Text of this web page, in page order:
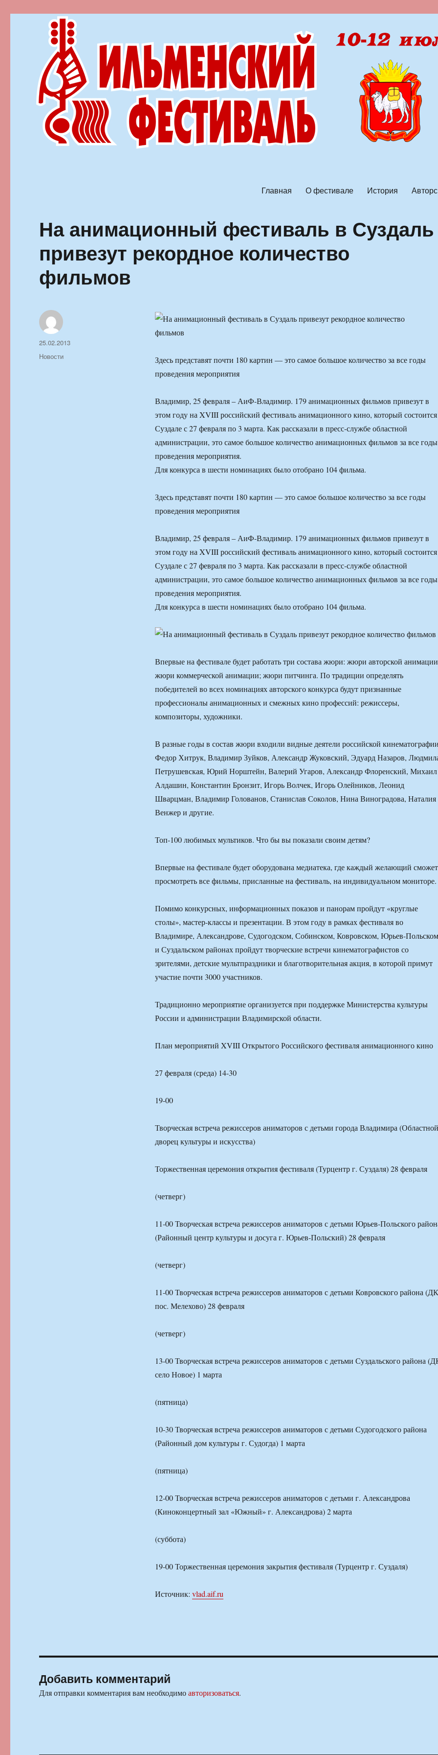
Главная О фестивале История
На анимационный фестиваль в Суздаль
привезут рекордное количество
фильмов
Здесь представят почти 180 картин — это самое большое количество за все годы
проведения мероприятия
Владимир, 25 февраля – АиФ-Владимир. 179 анимационных фильмов привезут в
этом году на XVIII российский фестиваль анимационного кино, который
Суздале с 27 февраля по 3 марта. Как рассказали в пресс-службе областной
администрации, это самое большое количество анимационных фильмов за все годы
проведения мероприятия.
Для конкурса в шести номинациях было отобрано 104 фильма.
Здесь представят почти 180 картин — это самое большое количество за все годы
проведения мероприятия
Владимир, 25 февраля – АиФ-Владимир. 179 анимационных фильмов привезут в
этом году на XVIII российский фестиваль анимационного кино, который
Суздале с 27 февраля по 3 марта. Как рассказали в пресс-службе областной
администрации, это самое большое количество анимационных фильмов за все годы
проведения мероприятия.
Для конкурса в шести номинациях было отобрано 104 фильма.
Впервые на фестивале будет работать три состава жюри: жюри авторской
жюри коммерческой анимации; жюри питчинга. По традиции определять
победителей во всех номинациях авторского конкурса будут признанные
профессионалы анимационных и смежных кино профессий: режиссеры,
композиторы, художники.
В разные годы в состав жюри входили видные деятели российской
Федор Хитрук, Владимир Зуйков, Александр Жуковский, Эдуард Назаров,
Петрушевская, Юрий Норштейн, Валерий Угаров, Александр Флоренский, Михаил
Алдашин, Константин Бронзит, Игорь Волчек, Игорь Олейников, Леонид
Шварцман, Владимир Голованов, Станислав Соколов, Нина Виноградова, Наталия
Венжер и другие.
Топ-100 любимых мультиков. Что бы вы показали своим детям?
Впервые на фестивале будет оборудована медиатека, где каждый желающий сможет
просмотреть все фильмы, присланные на фестиваль, на индивидуальном мониторе.
Помимо конкурсных, информационных показов и панорам пройдут «круглые
столы», мастер-классы и презентации. В этом году в рамках фестиваля во
Владимире, Александрове, Судогодском, Собинском, Ковровском, Юрьев-Польском
и Суздальском районах пройдут творческие встречи кинематографистов со
зрителями, детские мультпраздники и благотворительная акция, в которой примут
участие почти 3000 участников.
Традиционно мероприятие организуется при поддержке Министерства культуры
России и администрации Владимирской области.
План мероприятий XVIII Открытого Российского фестиваля анимационного кино
27 февраля (среда) 14-30
19-00
Творческая встреча режиссеров аниматоров с детьми города Владимира (Областной
дворец культуры и искусства)
Торжественная церемония открытия фестиваля (Турцентр г. Суздаля) 28 февраля
(четверг)
11-00 Творческая встреча режиссеров аниматоров с детьми Юрьев-Польского
(Районный центр культуры и досуга г. Юрьев-Польский) 28 февраля
(четверг)
11-00 Творческая встреча режиссеров аниматоров с детьми Ковровского района (ДК
пос. Мелехово) 28 февраля
(четверг)
13-00 Творческая встреча режиссеров аниматоров с детьми Суздальского района
село Новое) 1 марта
(пятница)
10-30 Творческая встреча режиссеров аниматоров с детьми Судогодского района
(Районный дом культуры г. Судогда) 1 марта
(пятница)
12-00 Творческая встреча режиссеров аниматоров с детьми г. Александрова
(Киноконцертный зал «Южный» г. Александрова) 2 марта
(суббота)
19-00 Торжественная церемония закрытия фестиваля (Турцентр г. Суздаля)
Источник: vlad.aif.ru
Автор
Опубликовано
25.02.2013
Рубрики
Новости
Добавить комментарий
Для отправки комментария вам необходимоавторизоваться.